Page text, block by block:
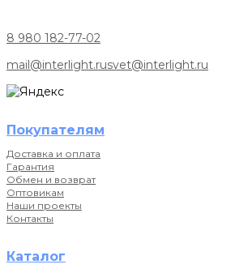
8 980 182-77-02
mail@interlight.rusvet@interlight.ru
Покупателям
Доставка и оплата
Гарантия
Обмен и возврат
Оптовикам
Наши проекты
Контакты
Каталог